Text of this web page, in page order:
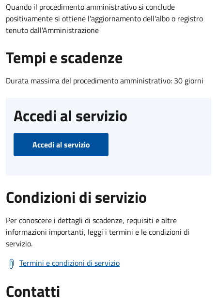
Quando il procedimento amministrativo si conclude
positivamente si ottiene l'aggiornamento dell'albo o registro
tenuto dall'Amministrazione
Tempi e scadenze
Durata massima del procedimento amministrativo: 30 giorni
Accedi al servizio
Accedi al servizio
Condizioni di servizio
Per conoscere i dettagli di scadenze, requisiti e altre
informazioni importanti, leggi i termini e le condizioni di
servizio.
Termini e condizioni di servizio
Contatti